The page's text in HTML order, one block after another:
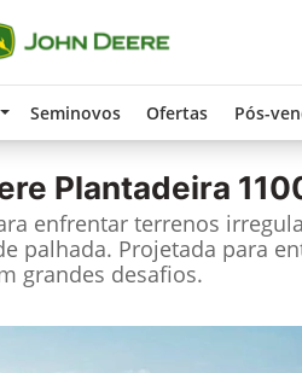
Seminovos Ofertas Pós-
Plantadeira
enfrentar terrenos
palhada. Projetada para
grandes desafios.